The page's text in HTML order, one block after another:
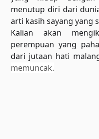
menutup diri dari
arti kasih sayang yang
Kalian akan
perempuan yang
dari jutaan hati
memuncak.